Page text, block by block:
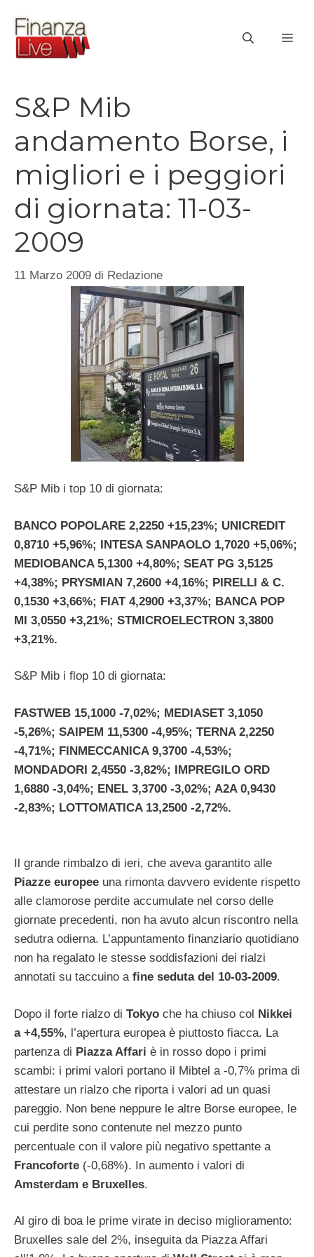
contenuto
S&P Mib
andamento Borse, i
migliori e i peggiori
di giornata: 11-03-
2009
11 Marzo 2009 di Redazione
S&P Mib i top 10 di giornata:
BANCO POPOLARE 2,2250 +15,23%; UNICREDIT
0,8710 +5,96%; INTESA SANPAOLO 1,7020 +5,06%;
MEDIOBANCA 5,1300 +4,80%; SEAT PG 3,5125
+4,38%; PRYSMIAN 7,2600 +4,16%; PIRELLI & C.
0,1530 +3,66%; FIAT 4,2900 +3,37%; BANCA POP
MI 3,0550 +3,21%; STMICROELECTRON 3,3800
+3,21%.
S&P Mib i flop 10 di giornata:
FASTWEB 15,1000 -7,02%; MEDIASET 3,1050
-5,26%; SAIPEM 11,5300 -4,95%; TERNA 2,2250
-4,71%; FINMECCANICA 9,3700 -4,53%;
MONDADORI 2,4550 -3,82%; IMPREGILO ORD
1,6880 -3,04%; ENEL 3,3700 -3,02%; A2A 0,9430
-2,83%; LOTTOMATICA 13,2500 -2,72%.
Il grande rimbalzo di ieri, che aveva garantito alle
Piazze europee una rimonta davvero evidente rispetto
alle clamorose perdite accumulate nel corso delle
giornate precedenti, non ha avuto alcun riscontro nella
sedutra odierna. L’appuntamento finanziario quotidiano
non ha regalato le stesse soddisfazioni dei rialzi
annotati su taccuino a fine seduta del 10-03-2009.
Dopo il forte rialzo di Tokyo che ha chiuso col Nikkei
a +4,55%, l’apertura europea è piuttosto fiacca. La
partenza di Piazza Affari è in rosso dopo i primi
scambi: i primi valori portano il Mibtel a -0,7% prima di
attestare un rialzo che riporta i valori ad un quasi
pareggio. Non bene neppure le altre Borse europee, le
cui perdite sono contenute nel mezzo punto
percentuale con il valore più negativo spettante a
Francoforte (-0,68%). In aumento i valori di
Amsterdam e Bruxelles.
Al giro di boa le prime virate in deciso miglioramento:
Bruxelles sale del 2%, inseguita da Piazza Affari